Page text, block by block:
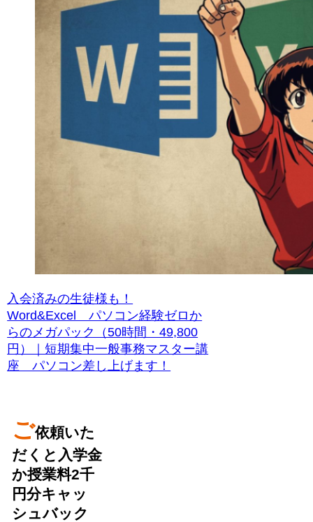
入会済みの生徒様も！
Word&Excel パソコン経験ゼロか
らのメガパック（50時間・49,800
円）｜短期集中一般事務マスター講
座 パソコン差し上げます！
ご依頼いた
だくと入学金
か授業料2千
円分キャッ
シュバック